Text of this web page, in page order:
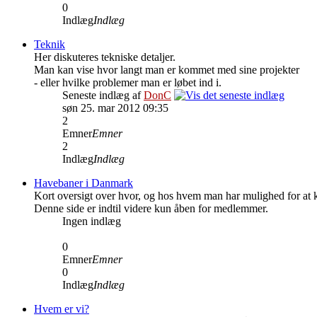
0
IndlægIndlæg
Teknik
Her diskuteres tekniske detaljer.
Man kan vise hvor langt man er kommet med sine projekter
- eller hvilke problemer man er løbet ind i.
Seneste indlæg afDonC
søn 25. mar 2012 09:35
2
EmnerEmner
2
IndlægIndlæg
Havebaner i Danmark
Kort oversigt over hvor, og hos hvem man har mulighed for at
Denne side er indtil videre kun åben for medlemmer.
Ingen indlæg
0
EmnerEmner
0
IndlægIndlæg
Hvem er vi?